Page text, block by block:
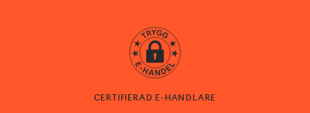
CERTIFIERAD E-HANDLARE